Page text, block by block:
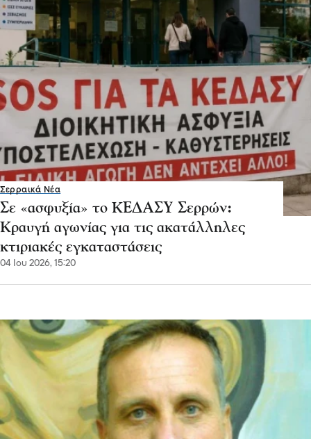
Σερραικά Νέα
Σε «ασφυξία» το ΚΕΔΑΣΥ Σερρών:
Κραυγή αγωνίας για τις ακατάλληλες
κτιριακές εγκαταστάσεις
04 Ιου 2026, 15:20